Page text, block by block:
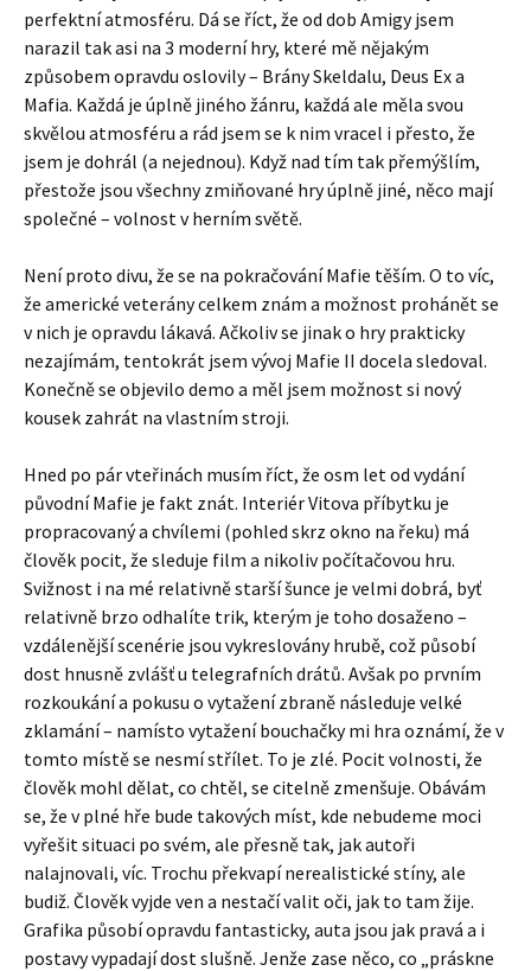
perfektní atmosféru. Dá se říct, že od dob Amigy jsem
narazil tak asi na 3 moderní hry, které mě nějakým
způsobem opravdu oslovily – Brány Skeldalu, Deus Ex a
Mafia. Každá je úplně jiného žánru, každá ale měla svou
skvělou atmosféru a rád jsem se k nim vracel i přesto, že
jsem je dohrál (a nejednou). Když nad tím tak přemýšlím,
přestože jsou všechny zmiňované hry úplně jiné, něco mají
společné – volnost v herním světě.
Není proto divu, že se na pokračování Mafie těším. O to víc,
že americké veterány celkem znám a možnost prohánět se
v nich je opravdu lákavá. Ačkoliv se jinak o hry prakticky
nezajímám, tentokrát jsem vývoj Mafie II docela sledoval.
Konečně se objevilo demo a měl jsem možnost si nový
kousek zahrát na vlastním stroji.
Hned po pár vteřinách musím říct, že osm let od vydání
původní Mafie je fakt znát. Interiér Vitova příbytku je
propracovaný a chvílemi (pohled skrz okno na řeku) má
člověk pocit, že sleduje film a nikoliv počítačovou hru.
Svižnost i na mé relativně starší šunce je velmi dobrá, byť
relativně brzo odhalíte trik, kterým je toho dosaženo –
vzdálenější scenérie jsou vykreslovány hrubě, což působí
dost hnusně zvlášť u telegrafních drátů. Avšak po prvním
rozkoukání a pokusu o vytažení zbraně následuje velké
zklamání – namísto vytažení bouchačky mi hra oznámí, že v
tomto místě se nesmí střílet. To je zlé. Pocit volnosti, že
člověk mohl dělat, co chtěl, se citelně zmenšuje. Obávám
se, že v plné hře bude takových míst, kde nebudeme moci
vyřešit situaci po svém, ale přesně tak, jak autoři
nalajnovali, víc. Trochu překvapí nerealistické stíny, ale
budiž. Člověk vyjde ven a nestačí valit oči, jak to tam žije.
Grafika působí opravdu fantasticky, auta jsou jak pravá a i
postavy vypadají dost slušně. Jenže zase něco, co „práskne